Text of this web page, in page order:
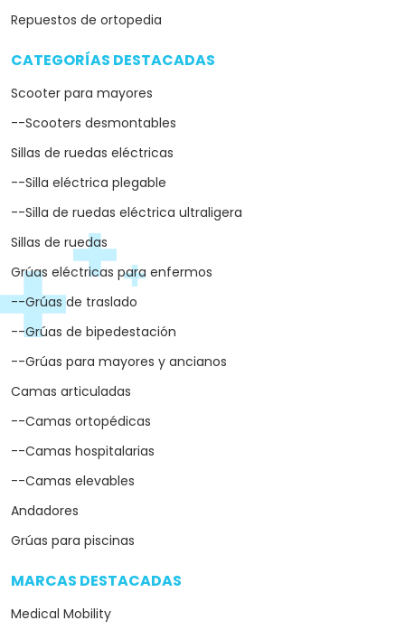
Repuestos de ortopedia
CATEGORÍAS DESTACADAS
Scooter para mayores
--Scooters desmontables
Sillas de ruedas eléctricas
--Silla eléctrica plegable
--Silla de ruedas eléctrica ultraligera
Sillas de ruedas
Grúas eléctricas para enfermos
--Grúas de traslado
--Grúas de bipedestación
--Grúas para mayores y ancianos
Camas articuladas
--Camas ortopédicas
--Camas hospitalarias
--Camas elevables
Andadores
Grúas para piscinas
MARCAS DESTACADAS
Medical Mobility